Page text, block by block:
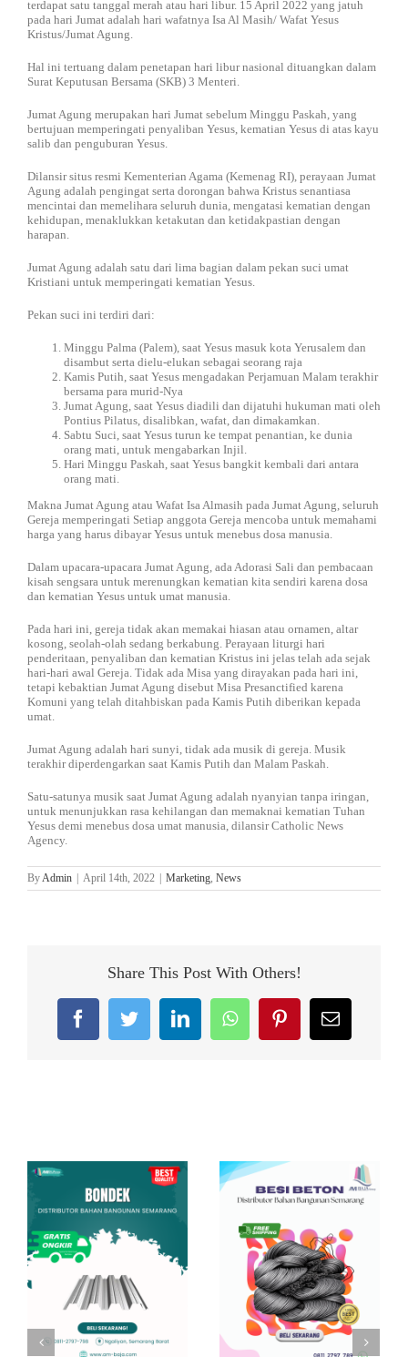
terdapat satu tanggal merah atau hari libur. 15 April 2022 yang jatuh
pada hari Jumat adalah hari wafatnya Isa Al Masih/ Wafat Yesus
Kristus/Jumat Agung.
Hal ini tertuang dalam penetapan hari libur nasional dituangkan dalam
Surat Keputusan Bersama (SKB) 3 Menteri.
Jumat Agung merupakan hari Jumat sebelum Minggu Paskah, yang
bertujuan memperingati penyaliban Yesus, kematian Yesus di atas kayu
salib dan penguburan Yesus.
Dilansir situs resmi Kementerian Agama (Kemenag RI), perayaan Jumat
Agung adalah pengingat serta dorongan bahwa Kristus senantiasa
mencintai dan memelihara seluruh dunia, mengatasi kematian dengan
kehidupan, menaklukkan ketakutan dan ketidakpastian dengan
harapan.
Jumat Agung adalah satu dari lima bagian dalam pekan suci umat
Kristiani untuk memperingati kematian Yesus.
Pekan suci ini terdiri dari:
Minggu Palma (Palem), saat Yesus masuk kota Yerusalem dan
disambut serta dielu-elukan sebagai seorang raja
Kamis Putih, saat Yesus mengadakan Perjamuan Malam terakhir
bersama para murid-Nya
Jumat Agung, saat Yesus diadili dan dijatuhi hukuman mati oleh
Pontius Pilatus, disalibkan, wafat, dan dimakamkan.
Sabtu Suci, saat Yesus turun ke tempat penantian, ke dunia
orang mati, untuk mengabarkan Injil.
Hari Minggu Paskah, saat Yesus bangkit kembali dari antara
orang mati.
Makna Jumat Agung atau Wafat Isa Almasih pada Jumat Agung, seluruh
Gereja memperingati Setiap anggota Gereja mencoba untuk memahami
harga yang harus dibayar Yesus untuk menebus dosa manusia.
Dalam upacara-upacara Jumat Agung, ada Adorasi Sali dan pembacaan
kisah sengsara untuk merenungkan kematian kita sendiri karena dosa
dan kematian Yesus untuk umat manusia.
Pada hari ini, gereja tidak akan memakai hiasan atau ornamen, altar
kosong, seolah-olah sedang berkabung. Perayaan liturgi hari
penderitaan, penyaliban dan kematian Kristus ini jelas telah ada sejak
hari-hari awal Gereja. Tidak ada Misa yang dirayakan pada hari ini,
tetapi kebaktian Jumat Agung disebut Misa Presanctified karena
Komuni yang telah ditahbiskan pada Kamis Putih diberikan kepada
umat.
Jumat Agung adalah hari sunyi, tidak ada musik di gereja. Musik
terakhir diperdengarkan saat Kamis Putih dan Malam Paskah.
Satu-satunya musik saat Jumat Agung adalah nyanyian tanpa iringan,
untuk menunjukkan rasa kehilangan dan memaknai kematian Tuhan
Yesus demi menebus dosa umat manusia, dilansir Catholic News
Agency.
ByAdmin | April 14th, 2022 | Marketing, News
Share This Post With Others!
FacebookTwitterLinkedInWhatsAppPinterestEmail